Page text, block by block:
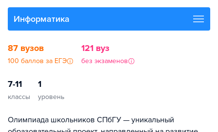
Информатика
87 вузов
100 баллов за ЕГЭ
121 вуз
без экзаменов
7-11
классы
1
уровень
Олимпиада школьников СПбГУ — уникальный